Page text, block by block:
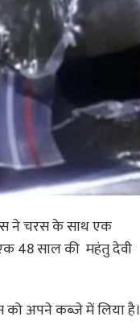
ने चरस के साथ एक
48 साल की महंतु देवी
को अपने कब्जे में लिया है।